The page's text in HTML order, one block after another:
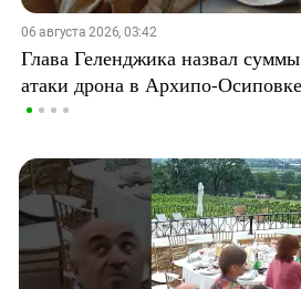
06 августа 2026, 03:42
Глава Геленджика назвал
атаки дрона в Архипо-Осиповке